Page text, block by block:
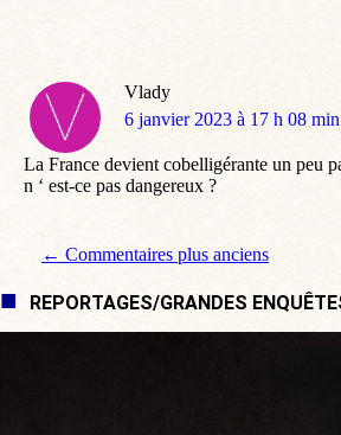
Vlady
dit
6 janvier 2023 à 17 h 08 min
La France devient cobelligérante un peu
n ‘ est-ce pas dangereux ?
Navigation de commentaire
← Commentaires plus anciens
REPORTAGES/GRANDES